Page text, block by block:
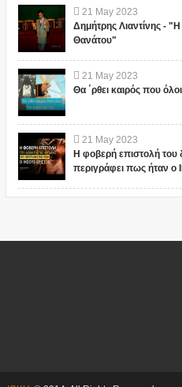
21 May 2023
Δημήτρης Λιαντίνης -
Θανάτου"
21 May 2023
Θα ΄ρθει καιρός που
21 May 2023
Η φοβερή επιστολή του
περιγράφει πως ήταν ο